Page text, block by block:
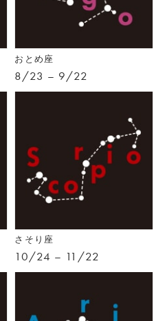
おとめ座
8/23 – 9/22
さそり座
10/24 – 11/22